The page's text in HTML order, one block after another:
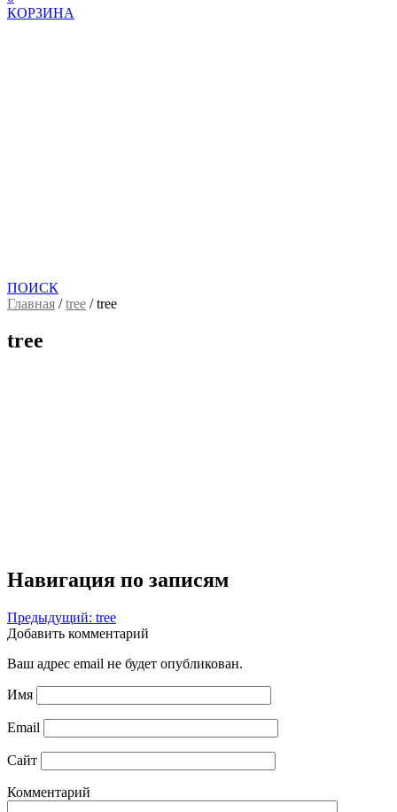
КОРЗИНА
ПОИСК
Главная /tree /tree
tree
Навигация по записям
Предыдущий: tree
Добавить комментарий
Ваш адрес email не будет опубликован.
Имя
Email
Сайт
Комментарий